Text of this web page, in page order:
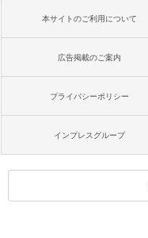
本サイトのご利用について
広告掲載のご案内
プライバシーポリシー
インプレスグループ